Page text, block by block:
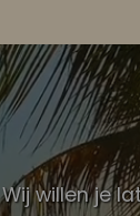
Wij willen je